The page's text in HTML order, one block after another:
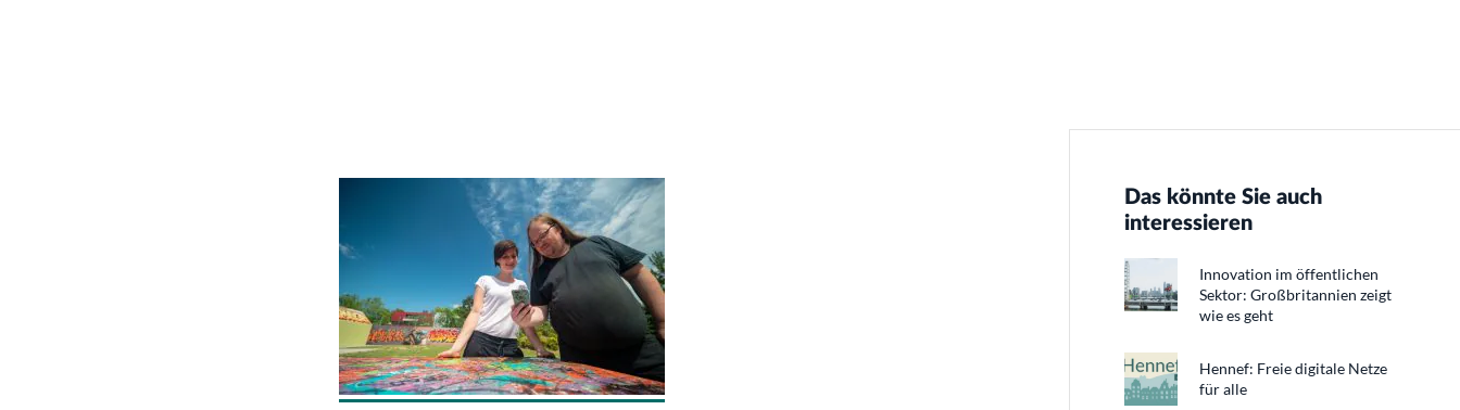
Das könnte Sie auch
interessieren
Innovation im öffentlichen
Sektor: Großbritannien zeigt
wie es geht
Hennef: Freie digitale Netze
für alle